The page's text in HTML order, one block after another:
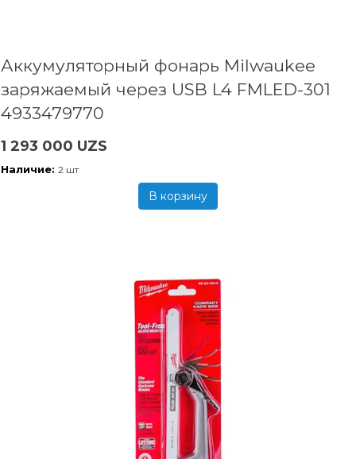
Аккумуляторный фонарь Milwaukee
заряжаемый через USB L4 FMLED-301
4933479770
1 293 000 UZS
Наличие: 2 шт
В корзину